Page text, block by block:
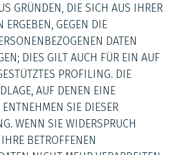
GRÜNDEN, DIE SICH AUS IHRER
ERGEBEN, GEGEN DIE
DATEN
DIES GILT AUCH FÜR EIN AUF
PROFILING. DIE
AUF DENEN EINE
SIE DIESER
WENN SIE WIDERSPRUCH
BETROFFENEN